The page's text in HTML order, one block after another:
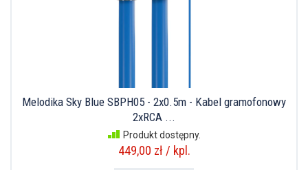
Melodika Sky Blue SBPH05 - 2x0.5m - Kabel gramofonowy
2xRCA ...
Produkt dostępny.
449,00 zł / kpl.